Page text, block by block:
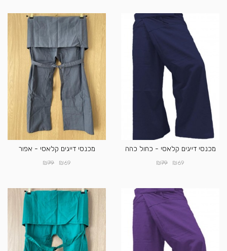
מכנסי דייגים קלאסי - כחול כהה
₪69
₪79
מכנסי דייגים קלאסי - אפור
₪69
₪79